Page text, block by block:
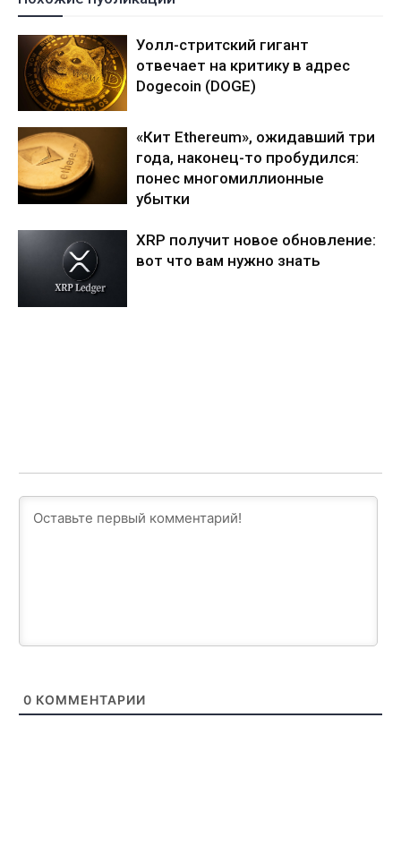
Уолл-стритский гигант
отвечает на критику в адрес
Dogecoin (DOGE)
«Кит Ethereum», ожидавший три
года, наконец-то пробудился:
понес многомиллионные
убытки
XRP получит новое обновление:
вот что вам нужно знать
0 КОММЕНТАРИИ